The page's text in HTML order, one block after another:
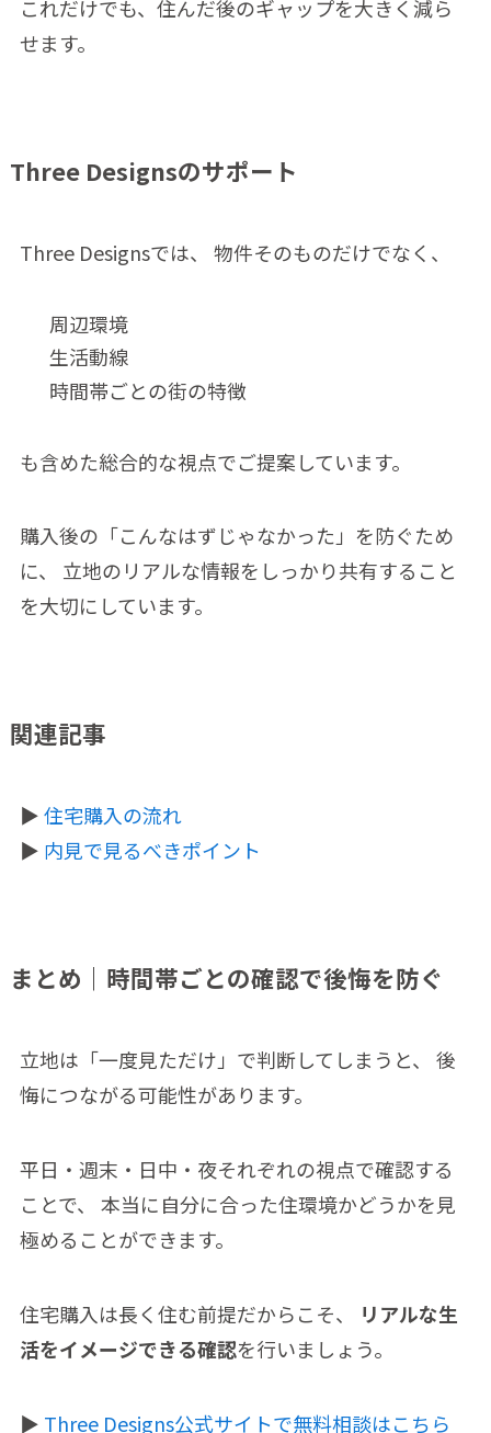
これだけでも、住んだ後のギャップを大きく減ら
せます。
Three Designsのサポート
Three Designsでは、 物件そのものだけでなく、
周辺環境
生活動線
時間帯ごとの街の特徴
も含めた総合的な視点でご提案しています。
購入後の「こんなはずじゃなかった」を防ぐため
に、 立地のリアルな情報をしっかり共有すること
を大切にしています。
関連記事
▶住宅購入の流れ
▶ 内見で見るべきポイント
まとめ｜時間帯ごとの確認で後悔を防ぐ
立地は「一度見ただけ」で判断してしまうと、 後
悔につながる可能性があります。
平日・週末・日中・夜それぞれの視点で確認する
ことで、 本当に自分に合った住環境かどうかを見
極めることができます。
住宅購入は長く住む前提だからこそ、
リアルな生
活をイメージできる確認を行いましょう。
▶️ Three Designs公式サイトで無料相談はこちら